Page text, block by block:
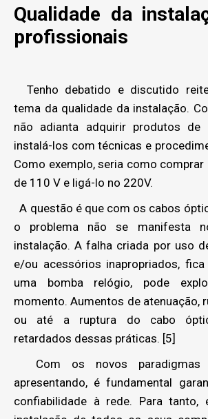
Qualidade da
profissionais
Tenho debatido e discutido
tema da qualidade da instalação.
não adianta adquirir produtos de
instalá-los com técnicas e
Como exemplo, seria como comprar
de 110 V e ligá-lo no 220V.
A questão é que com os cabos
o problema não se manifesta
instalação. A falha criada por uso
e/ou acessórios inapropriados,
uma bomba relógio, pode
momento. Aumentos de atenuação,
ou até a ruptura do cabo
retardados dessas práticas. [5]
Com os novos paradigmas
apresentando, é fundamental
confiabilidade à rede. Para tanto,